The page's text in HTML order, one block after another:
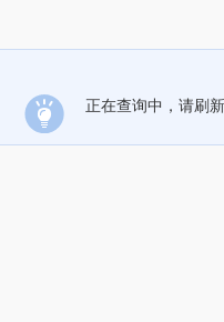
正在查询中，请刷